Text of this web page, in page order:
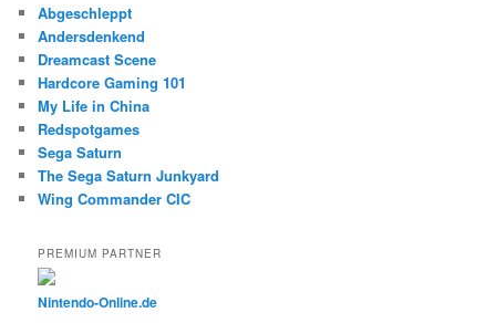
Abgeschleppt
Andersdenkend
Dreamcast Scene
Hardcore Gaming 101
My Life in China
Redspotgames
Sega Saturn
The Sega Saturn Junkyard
Wing Commander CIC
PREMIUM PARTNER
Nintendo-Online.de